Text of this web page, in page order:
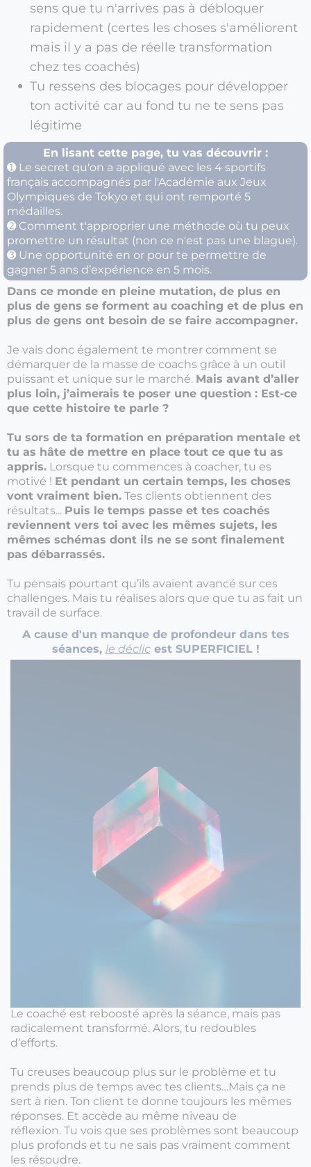
sens que tu n'arrives pas à débloquer
rapidement (certes les choses s'améliorent
mais il y a pas de réelle transformation
chez tes coachés)
Tu ressens des blocages pour développer
ton activité car au fond tu ne te sens pas
légitime
En lisant cette page, tu vas découvrir :
➊ Le secret qu'on a appliqué avec les 4 sportifs
français accompagnés par l'Académie aux Jeux
Olympiques de Tokyo et qui ont remporté 5
médailles.
➋ Comment t'approprier une méthode où tu peux
promettre un résultat (non ce n'est pas une blague).
➌ Une opportunité en or pour te permettre de
gagner 5 ans d’expérience en 5 mois.
Dans ce monde en pleine mutation, de plus en
plus de gens se forment au coaching et de plus en
plus de gens ont besoin de se faire accompagner.
Je vais donc également te montrer comment se
démarquer de la masse de coachs grâce à un outil
puissant et unique sur le marché. Mais avant d’aller
plus loin, j’aimerais te poser une question : Est-ce
que cette histoire te parle ?
Tu sors de ta formation en préparation mentale et
tu as hâte de mettre en place tout ce que tu as
appris. Lorsque tu commences à coacher, tu es
motivé ! Et pendant un certain temps, les choses
vont vraiment bien. Tes clients obtiennent des
résultats... Puis le temps passe et tes coachés
reviennent vers toi avec les mêmes sujets, les
mêmes schémas dont ils ne se sont finalement
pas débarrassés.
Tu pensais pourtant qu’ils avaient avancé sur ces
challenges. Mais tu réalises alors que que tu as fait un
travail de surface.
A cause d'un manque de profondeur dans tes
séances, le déclicest SUPERFICIEL !
Le coaché est reboosté après la séance, mais pas
radicalement transformé. Alors, tu redoubles
d’efforts.
Tu creuses beaucoup plus sur le problème et tu
prends plus de temps avec tes clients…Mais ça ne
sert à rien. Ton client te donne toujours les mêmes
réponses. Et accède au même niveau de
réflexion. Tu vois que ses problèmes sont beaucoup
plus profonds et tu ne sais pas vraiment comment
les résoudre.